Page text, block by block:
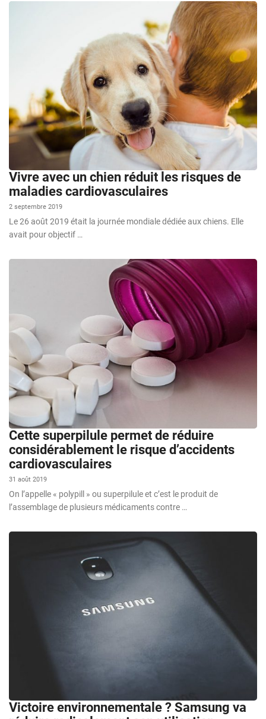
Vivre avec un chien réduit les risques de
maladies cardiovasculaires
2 septembre 2019
Le 26 août 2019 était la journée mondiale dédiée aux chiens. Elle
avait pour objectif …
Cette superpilule permet de réduire
considérablement le risque d’accidents
cardiovasculaires
31 août 2019
On l’appelle « polypill » ou superpilule et c’est le produit de
l’assemblage de plusieurs médicaments contre …
Victoire environnementale ? Samsung va